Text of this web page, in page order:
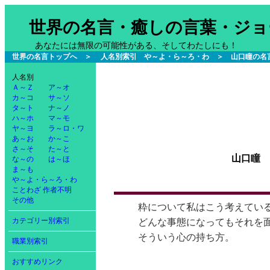
世界の名言・癒しの言葉・ジ
あなたには無限の可能性がある、そしてわたしにも！
世界の名言トップへ＞ 人名別索引 や～よ・ら～ろ・わ ＞ 山口瞳の名
人名別
Ａ～Ｚ
ア～オ
カ～コ
サ～ソ
タ～ト
ナ～ノ
ハ～ホ
マ～モ
ヤ～ヨ
ラ～ロ・ワ
あ～お
か～こ
さ～そ
た～と
な～の
は～ほ
ま～も
や～よ・ら～ろ・わ
ことわざ 作者不明
その他
カテゴリー別索引
職業別索引
おすすめリンク
山口瞳
粋について私はこう考えてい
どんな事態になってもそれを
そういう心の持ち方。